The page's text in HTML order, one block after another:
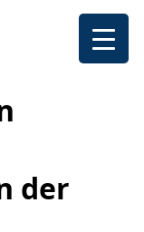
der